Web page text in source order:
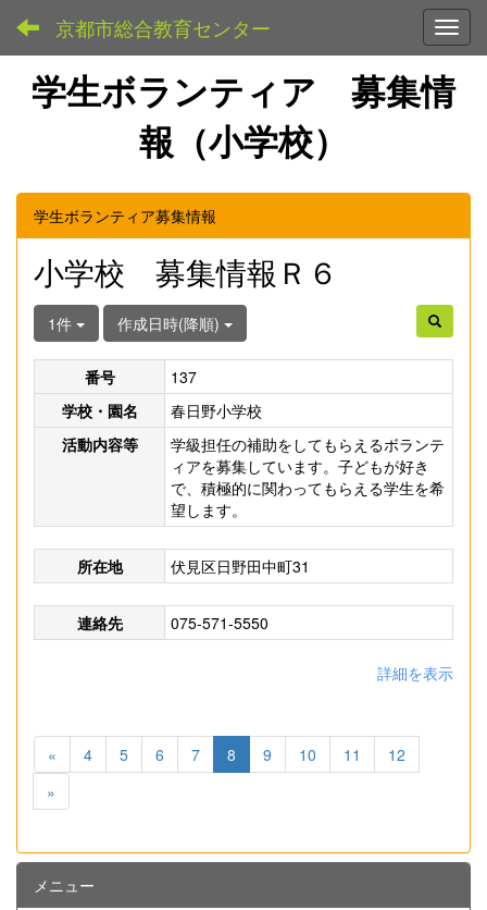
京都市総合教育センター
学生ボランティア 募集情
報（小学校）
学生ボランティア募集情報
小学校 募集情報Ｒ６
1件 作成日時(降順)
番号
137
学校・園名
春日野小学校
活動内容等
学級担任の補助をしてもらえるボランテ
ィアを募集しています。子どもが好き
で、積極的に関わってもらえる学生を希
望します。
所在地 伏見区日野田中町31
連絡先 075-571-5550
詳細を表示
« 4 5 6 7 8 9 10 11
12
»
メニュー